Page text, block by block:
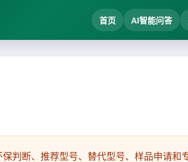
首页 AI智能问答
判断、推荐型号、替代型号、样品申请和